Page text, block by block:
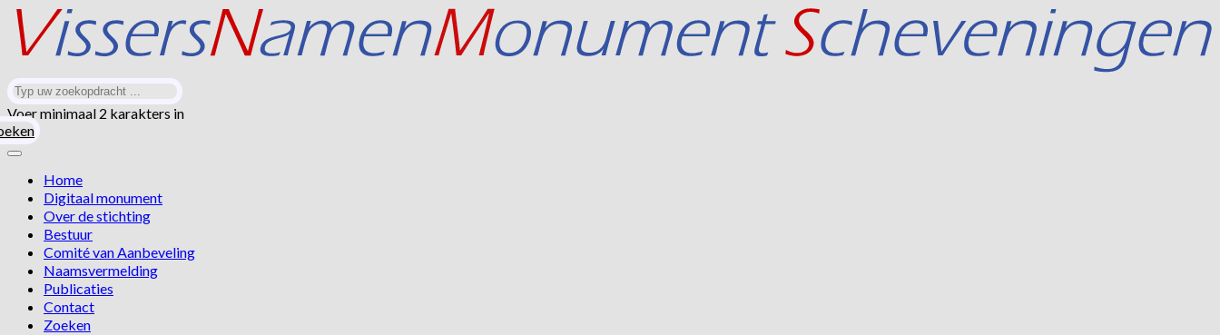
Voer minimaal 2 karakters in
Home
Digitaal monument
Over de stichting
Bestuur
Comité van Aanbeveling
Naamsvermelding
Publicaties
Contact
Zoeken